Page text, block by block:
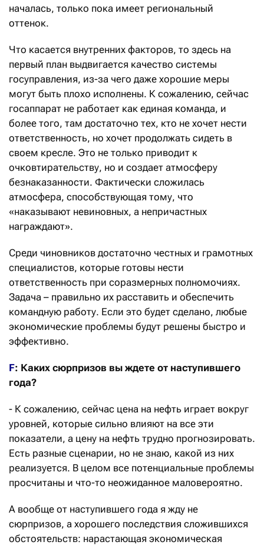
началась, только пока имеет региональный
оттенок.
Что касается внутренних факторов, то здесь на
первый план выдвигается качество системы
госуправления, из-за чего даже хорошие меры
могут быть плохо исполнены. К сожалению, сейчас
госаппарат не работает как единая команда, и
более того, там достаточно тех, кто не хочет нести
ответственность, но хочет продолжать сидеть в
своем кресле. Это не только приводит к
очковтирательству, но и создает атмосферу
безнаказанности. Фактически сложилась
атмосфера, способствующая тому, что
«наказывают невиновных, а непричастных
награждают».
Среди чиновников достаточно честных и грамотных
специалистов, которые готовы нести
ответственность при соразмерных полномочиях.
Задача – правильно их расставить и обеспечить
командную работу. Если это будет сделано, любые
экономические проблемы будут решены быстро и
эффективно.
F: Каких сюрпризов вы ждете от наступившего
года?
- К сожалению, сейчас цена на нефть играет вокруг
уровней, которые сильно влияют на все эти
показатели, а цену на нефть трудно прогнозировать.
Есть разные сценарии, но не знаю, какой из них
реализуется. В целом все потенциальные проблемы
просчитаны и что-то неожиданное маловероятно.
А вообще от наступившего года я жду не
сюрпризов, а хорошего последствия сложившихся
обстоятельств: нарастающая экономическая